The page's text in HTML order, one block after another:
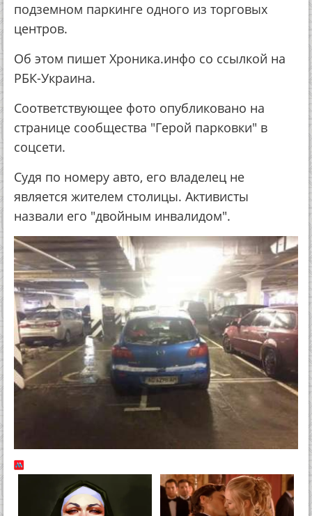
подземном паркинге одного из торговых
центров.
Об этом пишет Хроника.инфо со ссылкой на
РБК-Украина.
Соответствующее фото опубликовано на
странице сообщества "Герой парковки" в
соцсети.
Судя по номеру авто, его владелец не
является жителем столицы. Активисты
назвали его "двойным инвалидом".